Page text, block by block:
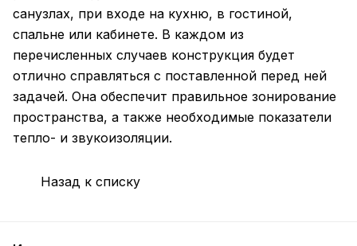
санузлах, при входе на кухню, в гостиной,
спальне или кабинете. В каждом из
перечисленных случаев конструкция будет
отлично справляться с поставленной перед ней
задачей. Она обеспечит правильное зонирование
пространства, а также необходимые показатели
тепло- и звукоизоляции.
Назад к списку